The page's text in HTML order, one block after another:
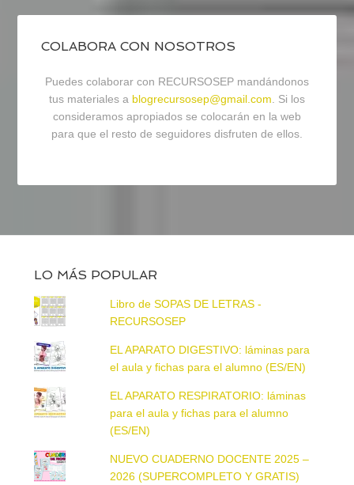
COLABORA CON NOSOTROS
Puedes colaborar con RECURSOSEP mandándonos
tus materiales a blogrecursosep@gmail.com. Si los
consideramos apropiados se colocarán en la web
para que el resto de seguidores disfruten de ellos.
LO MÁS POPULAR
Libro de SOPAS DE LETRAS -
RECURSOSEP
EL APARATO DIGESTIVO: láminas para
el aula y fichas para el alumno (ES/EN)
EL APARATO RESPIRATORIO: láminas
para el aula y fichas para el alumno
(ES/EN)
NUEVO CUADERNO DOCENTE 2025 –
2026 (SUPERCOMPLETO Y GRATIS)